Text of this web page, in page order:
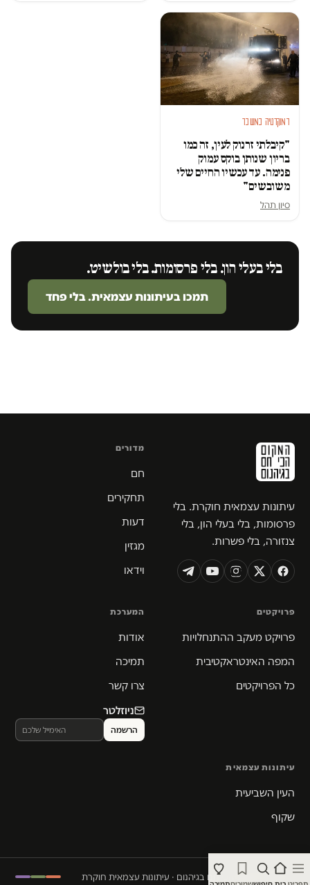
דמוקרטיה במשבר
"קיבלתי זרנוק לעין, זה כמו
בריון שנותן בוקס עמוק
פנימה. עד עכשיו החיים שלי
משובשים"
סיון תהל
בלי בעלי הון. בלי פרסומות. בלי בולשיט.
תמכו בעיתונות עצמאית. בלי פחד
עיתונות עצמאית חוקרת. בלי
פרסומות, בלי בעלי הון, בלי
צנזורה, בלי פשרות.
מדורים
חם
תחקירים
דעות
מגזין
וידאו
פרויקטים
פרויקט מעקב ההתנחלויות
המפה האינטראקטיבית
כל הפרויקטים
המערכת
אודות
תמיכה
צרו קשר
ניוזלטר
עיתונות עצמאית
העין השביעית
שקוף
© 2026 המקום הכי חם בגיהנום · עיתונות עצמאית חוקרת